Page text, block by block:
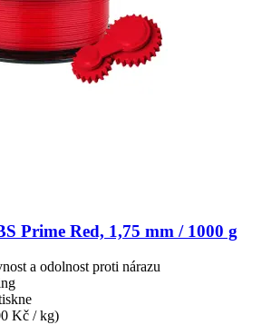
Prime Red, 1,75 mm / 1000 g
a odolnost proti nárazu
Kč / kg)